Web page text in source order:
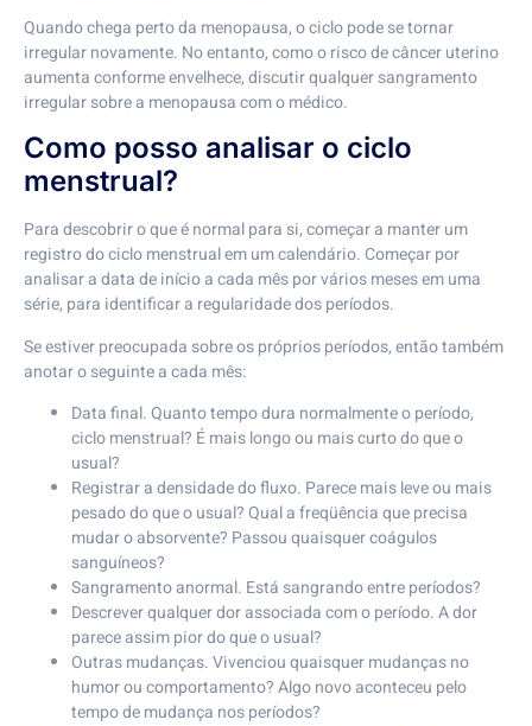
Quando chega perto da menopausa, o ciclo pode se tornar
irregular novamente. No entanto, como o risco de câncer uterino
aumenta conforme envelhece, discutir qualquer sangramento
irregular sobre a menopausa com o médico.
Como posso analisar o ciclo
menstrual?
Para descobrir o que é normal para si, começar a manter um
registro do ciclo menstrual em um calendário. Começar por
analisar a data de início a cada mês por vários meses em uma
série, para identificar a regularidade dos períodos.
Se estiver preocupada sobre os próprios períodos, então também
anotar o seguinte a cada mês:
Data final. Quanto tempo dura normalmente o período,
ciclo menstrual? É mais longo ou mais curto do que o
usual?
Registrar a densidade do fluxo. Parece mais leve ou mais
pesado do que o usual? Qual a freqüência que precisa
mudar o absorvente? Passou quaisquer coágulos
sanguíneos?
Sangramento anormal. Está sangrando entre períodos?
Descrever qualquer dor associada com o período. A dor
parece assim pior do que o usual?
Outras mudanças. Vivenciou quaisquer mudanças no
humor ou comportamento? Algo novo aconteceu pelo
tempo de mudança nos períodos?